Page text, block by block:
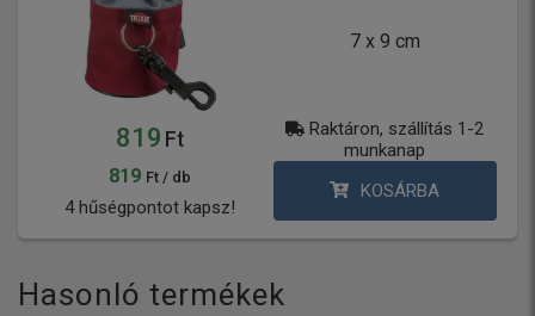
7 x 9 cm
819 Ft
819 Ft / db
4 hűségpontot kapsz!
Raktáron, szállítás 1-2
munkanap
KOSÁRBA
Hasonló termékek